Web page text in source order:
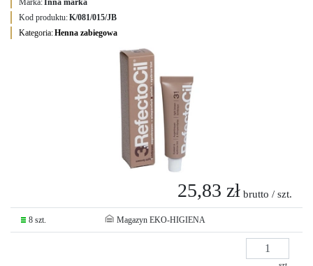
Kod produktu:K/081/015/JB
Kategoria:Henna zabiegowa
25,83 zł brutto / szt.
8 szt. Magazyn EKO-HIGIENA